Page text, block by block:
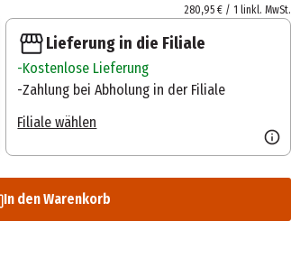
280,95 € / 1 linkl. MwSt.
Lieferung in die Filiale
Kostenlose Lieferung
Zahlung bei Abholung in der Filiale
Filiale wählen
In den Warenkorb